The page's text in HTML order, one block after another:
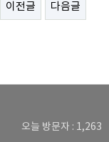
이전글 다음글
오늘 방문자 :